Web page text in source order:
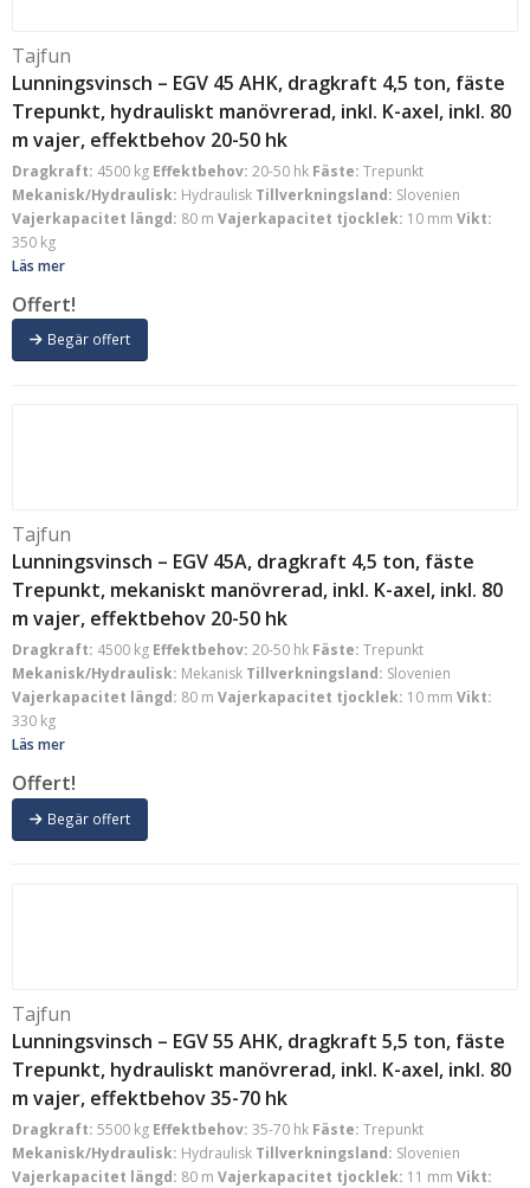
Tajfun
Lunningsvinsch – EGV 45 AHK, dragkraft 4,5 ton, fäste
Trepunkt, hydrauliskt manövrerad, inkl. K-axel, inkl. 80
m vajer, effektbehov 20-50 hk
Dragkraft: 4500 kg Effektbehov: 20-50 hk Fäste: Trepunkt
Mekanisk/Hydraulisk: Hydraulisk Tillverkningsland: Slovenien
Vajerkapacitet längd: 80 m Vajerkapacitet tjocklek: 10 mm Vikt:
350 kg
Läs mer
Offert!
Begär offert
Tajfun
Lunningsvinsch – EGV 45A, dragkraft 4,5 ton, fäste
Trepunkt, mekaniskt manövrerad, inkl. K-axel, inkl. 80
m vajer, effektbehov 20-50 hk
Dragkraft: 4500 kg Effektbehov: 20-50 hk Fäste: Trepunkt
Mekanisk/Hydraulisk: Mekanisk Tillverkningsland: Slovenien
Vajerkapacitet längd: 80 m Vajerkapacitet tjocklek: 10 mm Vikt:
330 kg
Läs mer
Offert!
Begär offert
Tajfun
Lunningsvinsch – EGV 55 AHK, dragkraft 5,5 ton, fäste
Trepunkt, hydrauliskt manövrerad, inkl. K-axel, inkl. 80
m vajer, effektbehov 35-70 hk
Dragkraft: 5500 kg Effektbehov: 35-70 hk Fäste: Trepunkt
Mekanisk/Hydraulisk: Hydraulisk Tillverkningsland: Slovenien
Vajerkapacitet längd: 80 m Vajerkapacitet tjocklek: 11 mm Vikt: